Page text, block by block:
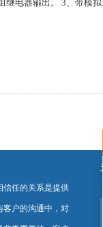
继电器输出。 3、带模
信任的关系是提供
客户的沟通中，对